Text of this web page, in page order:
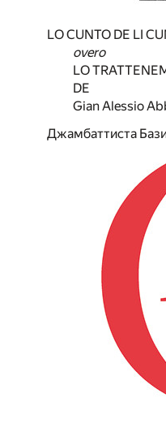
LO CUNTO DE LI
overo
LO
DE
Gian Alessio
Джамбаттиста